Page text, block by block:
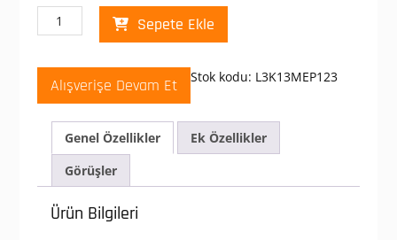
Emas
L3K13MEP123
Sınır
Şalteri
Açısal
Makara
Ayarlanabilir
Plastik
Sepete Ekle
Alışverişe Devam Et Stok kodu: L3K13MEP123
Genel Özellikler
Ek Özellikler
Görüşler
Ürün Bilgileri